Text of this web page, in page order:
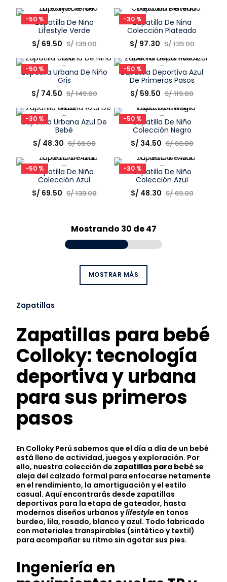
Elige una opción
COMPRAR
Elige una opción
COMPRAR
-50 %
Talla
Elige una opción
COMPRAR
Zapatilla De Niño
Lifestyle Verde
S/ 69.50 S/139.00
-30 %
Talla
Elige una opción
COMPRAR
Zapatilla De Niña
Colección Plateado
S/ 97.30 S/139.00
-50 %
Talla
Elige una opción
COMPRAR
Zapatilla Urbana De Niño
Gris
S/ 74.50 S/149.00
-50 %
Elige una opción
COMPRAR
Zapatilla Deportiva Azul
De Primeros Pasos
S/ 59.50 S/119.00
-30 %
Elige una opción
COMPRAR
Zapatilla Urbana Azul De
Bebé
S/ 48.30 S/69.00
-50 %
Elige una opción
COMPRAR
Zapatilla De Niño
Colección Negro
S/ 34.50 S/69.00
-50 %
Talla
COMPRAR
Zapatilla De Niño
Colección Azul
S/ 69.50 S/139.00
-30 %
COMPRAR
Zapatilla De Niño
Colección Azul
S/ 48.30 S/69.00
Mostrando 30 de 47
MOSTRAR MÁS
Zapatillas
Zapatillas para bebé
Colloky: tecnología
deportiva y urbana
para sus primeros
pasos
En Colloky Perú sabemos que el día a día de un bebé
está lleno de actividad, juegos y exploración. Por
ello, nuestra colección de zapatillas para bebé se
aleja del calzado formal para enfocarse netamente
en el rendimiento, la amortiguación y el estilo
casual. Aquí encontrarás desde zapatillas
deportivas para la etapa de gateador, hasta
modernos diseños urbanos ylifestyleen tonos
burdeo, lila, rosado, blanco y azul. Todo fabricado
con materiales transpirables (sintético y textil)
para acompañar su ritmo sin agotar sus pies.
Ingeniería en